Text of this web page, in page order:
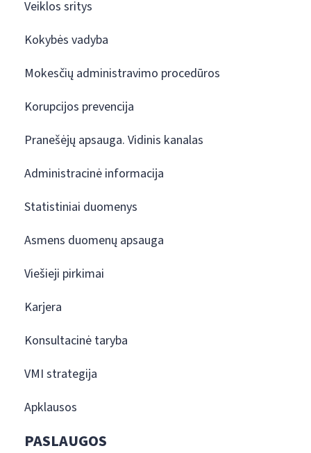
Veiklos sritys
Kokybės vadyba
Mokesčių administravimo procedūros
Korupcijos prevencija
Pranešėjų apsauga. Vidinis kanalas
Administracinė informacija
Statistiniai duomenys
Asmens duomenų apsauga
Viešieji pirkimai
Karjera
Konsultacinė taryba
VMI strategija
Apklausos
PASLAUGOS